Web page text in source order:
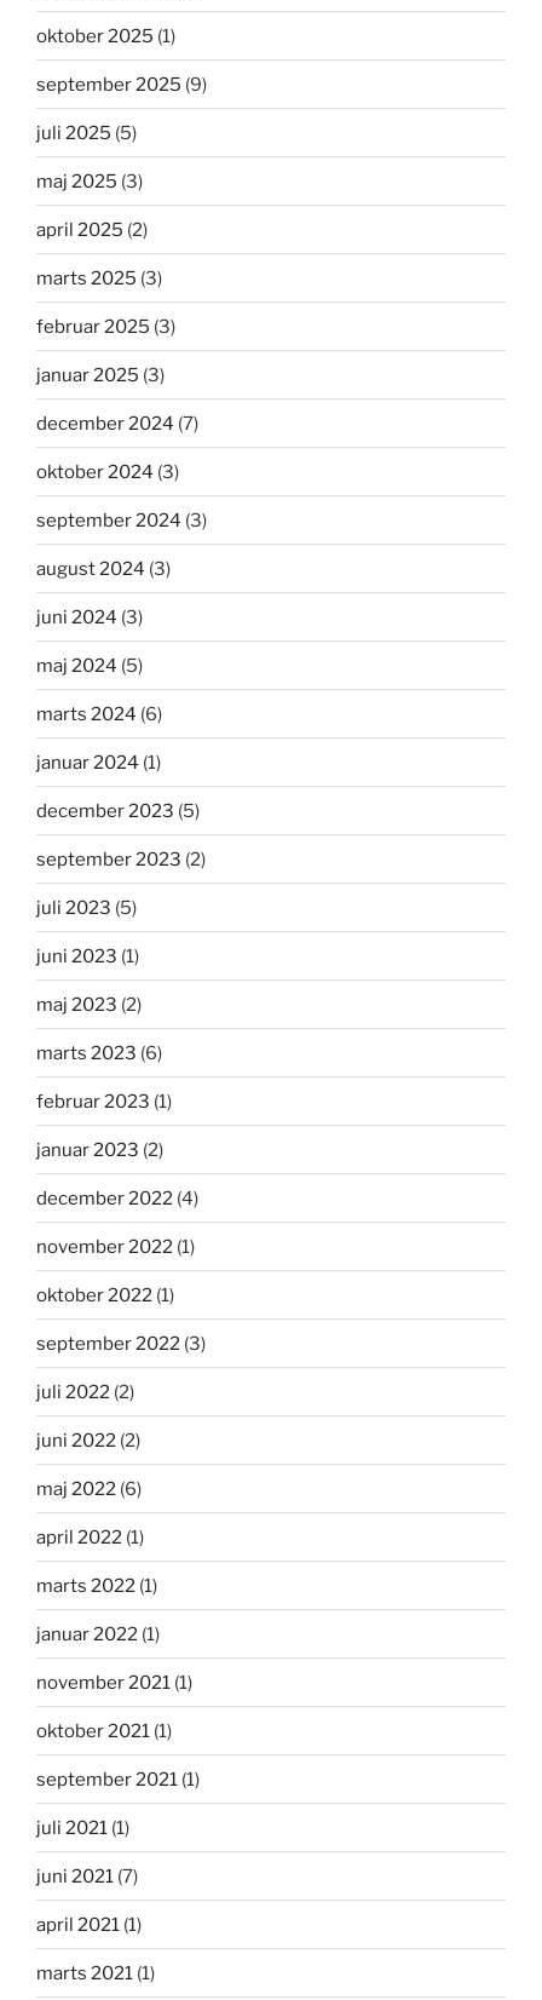
oktober 2025 (1)
september 2025 (9)
juli 2025 (5)
maj 2025 (3)
april 2025 (2)
marts 2025 (3)
februar 2025 (3)
januar 2025 (3)
december 2024 (7)
oktober 2024 (3)
september 2024 (3)
august 2024 (3)
juni 2024 (3)
maj 2024 (5)
marts 2024 (6)
januar 2024 (1)
december 2023 (5)
september 2023 (2)
juli 2023 (5)
juni 2023 (1)
maj 2023 (2)
marts 2023 (6)
februar 2023 (1)
januar 2023 (2)
december 2022 (4)
november 2022 (1)
oktober 2022 (1)
september 2022 (3)
juli 2022 (2)
juni 2022 (2)
maj 2022 (6)
april 2022 (1)
marts 2022 (1)
januar 2022 (1)
november 2021 (1)
oktober 2021 (1)
september 2021 (1)
juli 2021 (1)
juni 2021 (7)
april 2021 (1)
marts 2021 (1)